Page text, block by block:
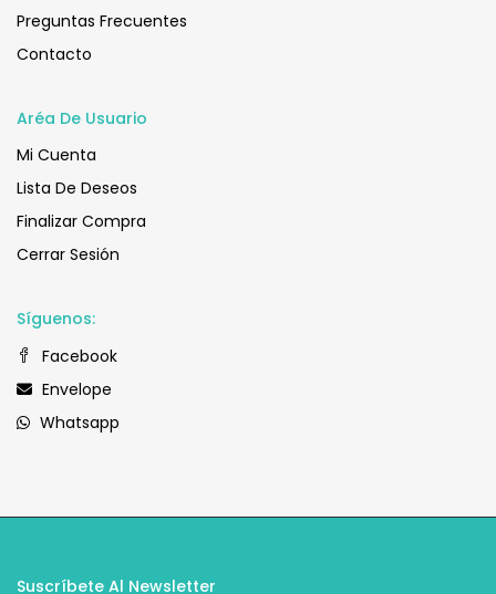
Preguntas Frecuentes
Contacto
Aréa De Usuario
Mi Cuenta
Lista De Deseos
Finalizar Compra
Cerrar Sesión
Síguenos:
Facebook
Envelope
Whatsapp
Suscríbete Al Newsletter